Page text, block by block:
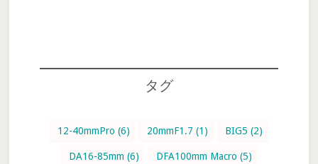
タグ
12-40mmPro (6) 20mmF1.7 (1) BIG5 (2)
DA16-85mm (6) DFA100mm Macro (5)